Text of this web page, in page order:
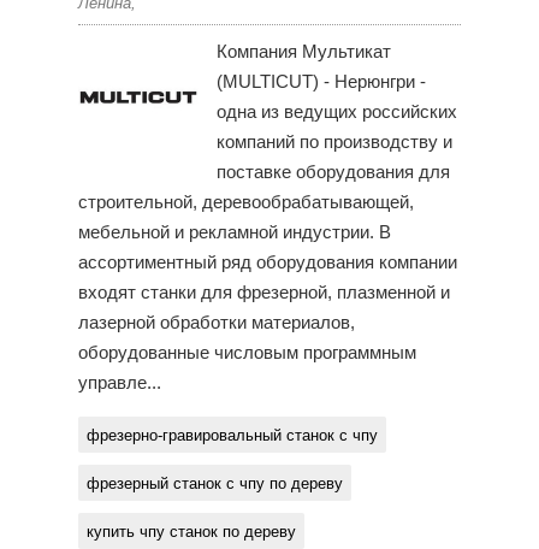
Компания Мультикат
(MULTICUT) - Нерюнгри -
одна из ведущих российских
компаний по производству и
поставке оборудования для
строительной, деревообрабатывающей,
мебельной и рекламной индустрии. В
ассортиментный ряд оборудования компании
входят станки для фрезерной, плазменной и
лазерной обработки материалов,
оборудованные числовым программным
управле...
фрезерно-гравировальный станок с чпу
фрезерный станок с чпу по дереву
купить чпу станок по дереву